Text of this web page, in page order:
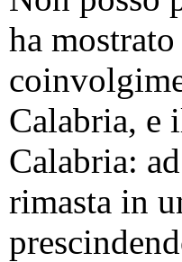
ha
Calabria, e
Calabria:
rimasta in